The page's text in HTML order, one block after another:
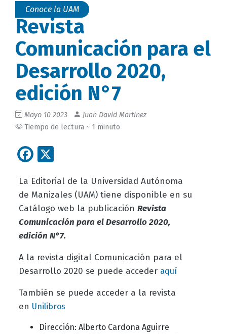
Conoce la UAM
Revista
Comunicación para el
Desarrollo 2020,
edición N°7
Mayo 10 2023
Juan David Martinez
Tiempo de lectura ~ 1 minuto
Facebook
La Editorial de la Universidad Autónoma
de Manizales (UAM) tiene disponible en su
Catálogo web la publicación Revista
Comunicación para el Desarrollo 2020,
edición N°7.
A la revista digital Comunicación para el
Desarrollo 2020 se puede acceder aquí
También se puede acceder a la revista
en Unilibros
Dirección: Alberto Cardona Aguirre